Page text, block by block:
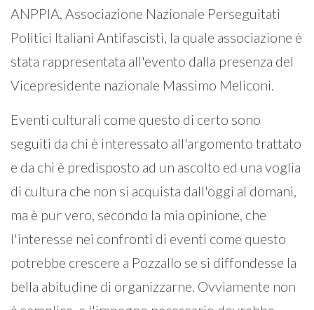
ANPPIA, Associazione Nazionale Perseguitati
Politici Italiani Antifascisti, la quale associazione è
stata rappresentata all'evento dalla presenza del
Vicepresidente nazionale Massimo Meliconi.
Eventi culturali come questo di certo sono
seguiti da chi è interessato all'argomento trattato
e da chi è predisposto ad un ascolto ed una voglia
di cultura che non si acquista dall'oggi al domani,
ma è pur vero, secondo la mia opinione, che
l'interesse nei confronti di eventi come questo
potrebbe crescere a Pozzallo se si diffondesse la
bella abitudine di organizzarne. Ovviamente non